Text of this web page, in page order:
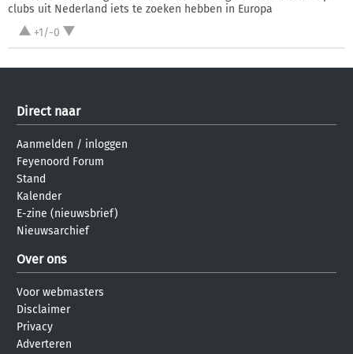
clubs uit Nederland iets te zoeken hebben in Europa
+1/-0
Direct naar
Aanmelden / inloggen
Feyenoord Forum
Stand
Kalender
E-zine (nieuwsbrief)
Nieuwsarchief
Over ons
Voor webmasters
Disclaimer
Privacy
Adverteren